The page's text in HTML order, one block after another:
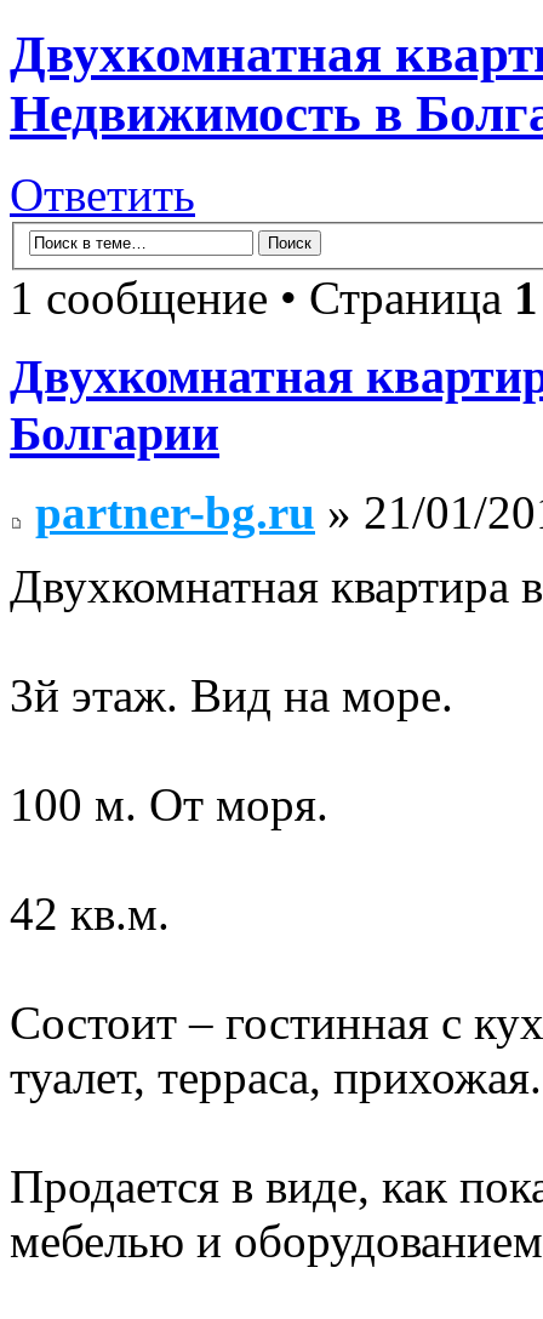
Двухкомнатная
Недвижимость в
Ответить
1 сообщение • Страница 1
Двухкомнатная
Болгарии
partner-bg.ru » 21/01/
Двухкомнатная квартира
3й этаж. Вид на море.
100 м. От моря.
42 кв.м.
Состоит – гостинная с
туалет, терраса, прихожая.
Продается в виде, как
мебелью и